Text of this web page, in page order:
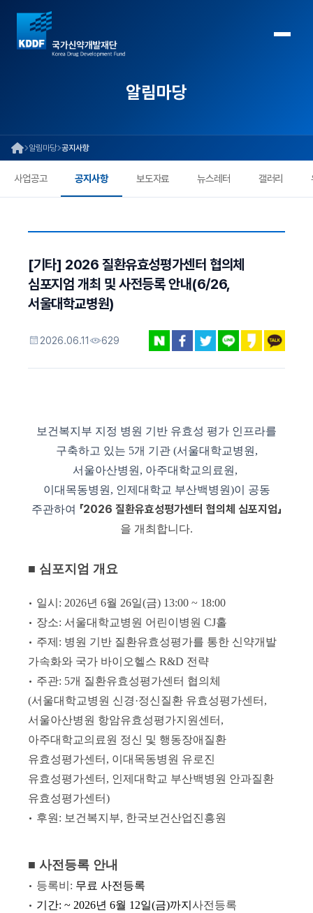
알림마당
알림마당 공지사항
사업공고 공지사항 보도자료 뉴스레터 갤러리
[기타] 2026 질환유효성평가센터 협의체
심포지엄 개최 및 사전등록 안내(6/26,
서울대학교병원)
2026.06.11 629
보건복지부 지정 병원 기반 유효성 평가 인프라를
구축하고 있는 5개 기관 (서울대학교병원,
서울아산병원, 아주대학교의료원,
이대목동병원, 인제대학교 부산백병원)이 공동
주관하여 「2026 질환유효성평가센터 협의체 심포지엄」
을 개최합니다.
■ 심포지엄 개요
• 일시: 2026년 6월 26일(금) 13:00 ~ 18:00
• 장소: 서울대학교병원 어린이병원 CJ홀
• 주제: 병원 기반 질환유효성평가를 통한 신약개발
가속화와 국가 바이오헬스 R&D 전략
• 주관: 5개 질환유효성평가센터 협의체
(서울대학교병원 신경·정신질환 유효성평가센터,
서울아산병원 항암유효성평가지원센터,
아주대학교의료원 정신 및 행동장애질환
유효성평가센터, 이대목동병원 유로진
유효성평가센터, 인제대학교 부산백병원 안과질환
유효성평가센터)
• 후원: 보건복지부, 한국보건산업진흥원
■ 사전등록 안내
• 등록비: 무료 사전등록
• 기 간: ~ 2026년 6월 12일(금)까지 사전등록